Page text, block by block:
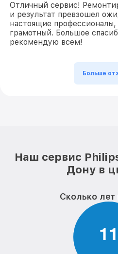
Отличный сервис!
и результат превзошел
настоящие
грамотный. Большое
рекомендую всем!
Больше
Наш сервис
Дону в
Сколько
11